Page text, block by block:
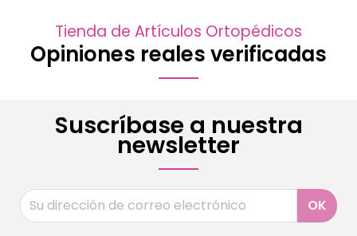
Tienda de Artículos Ortopédicos
Opiniones reales verificadas
Suscríbase a nuestra
newsletter